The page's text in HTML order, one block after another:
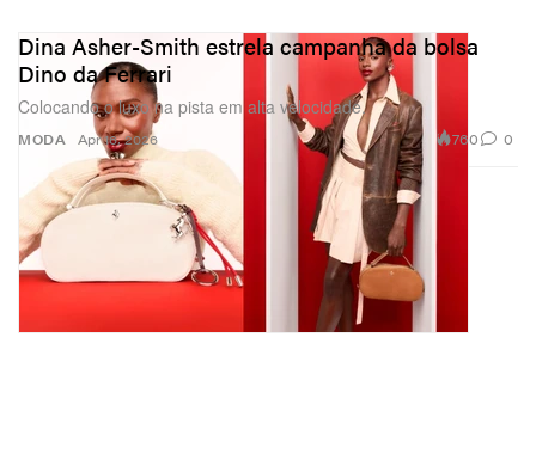
MODA
Dina Asher-Smith estrela campanha da bolsa
Dino da Ferrari
Colocando o luxo na pista em alta velocidade.
Apr 16, 2026 760 0